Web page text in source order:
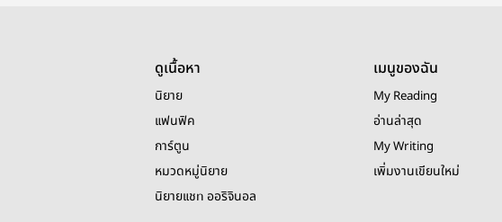
ดูเนื้อหา
นิยาย
แฟนฟิค
การ์ตูน
หมวดหมู่นิยาย
นิยายแชท ออริจินอล
เมนูของฉัน
My Reading
อ่านล่าสุด
My Writing
เพิ่มงานเขียนใหม่